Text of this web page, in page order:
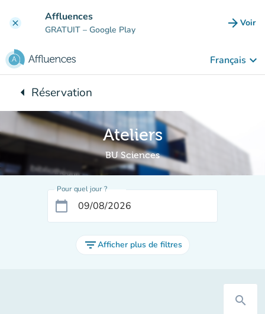
clear Affluences
GRATUIT – Google Play arrow_forward Voir
Français keyboard_arrow_down
arrow_leftRetour à :
Réservation
Ateliers
BU Sciences
Pour quel jour ?
calendar_today
filter_listAfficher plus de filtres
search